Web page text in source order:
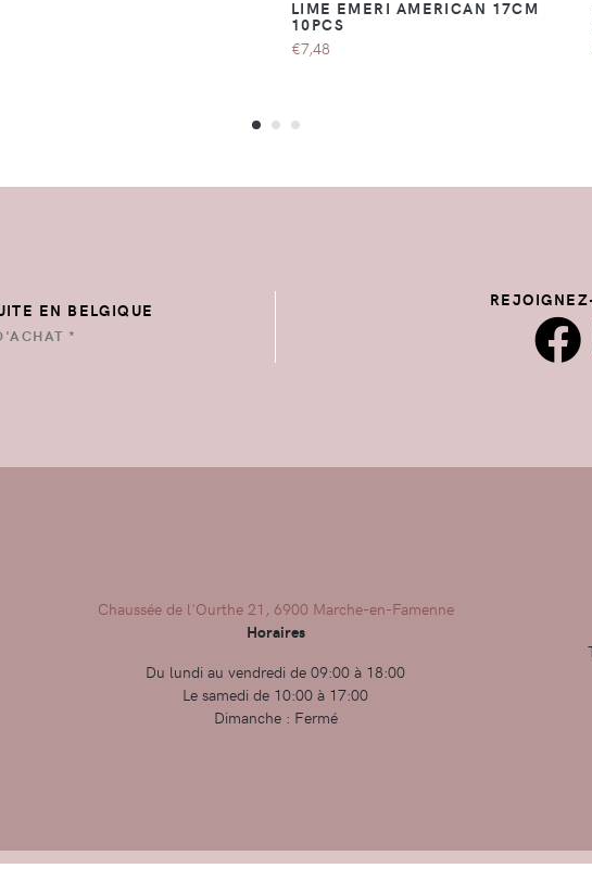
LIME EMERI AMERICAN 17CM
10PCS
€7,48
EN BELGIQUE
*
Chaussée de l'Ourthe 21, 6900 Marche-en-Famenne
Horaires
Du lundi au vendredi de 09:00 à 18:00
Le samedi de 10:00 à 17:00
Dimanche : Fermé